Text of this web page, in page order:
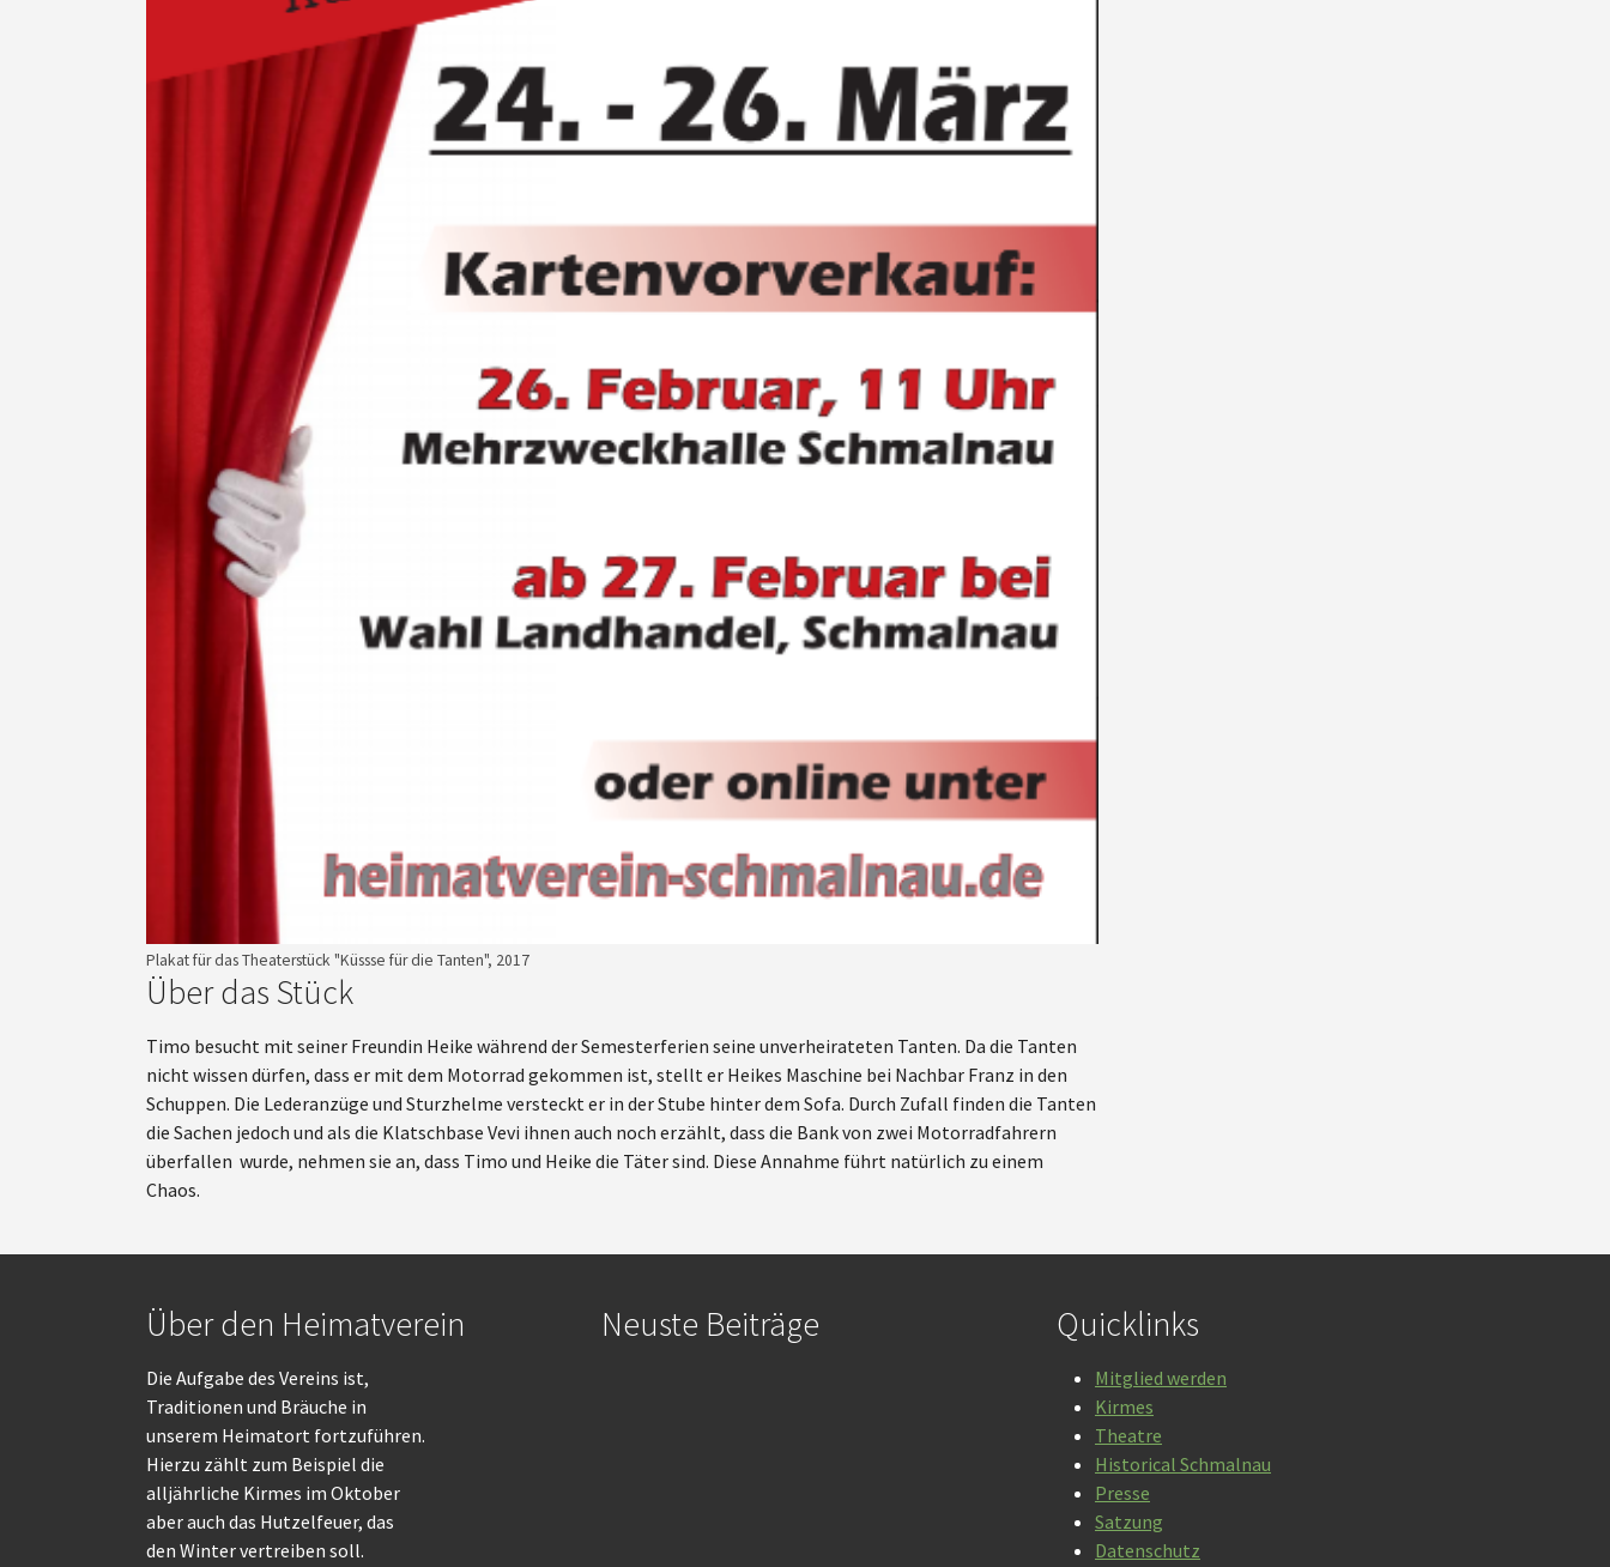
Plakat für das Theaterstück "Küssse für die Tanten", 2017
Über das Stück
Timo besucht mit seiner Freundin Heike während der Semesterferien seine unverheirateten Tanten. Da die Tanten
nicht wissen dürfen, dass er mit dem Motorrad gekommen ist, stellt er Heikes Maschine bei Nachbar Franz in den
Schuppen. Die Lederanzüge und Sturzhelme versteckt er in der Stube hinter dem Sofa. Durch Zufall finden die Tanten
die Sachen jedoch und als die Klatschbase Vevi ihnen auch noch erzählt, dass die Bank von zwei Motorradfahrern
überfallen wurde, nehmen sie an, dass Timo und Heike die Täter sind. Diese Annahme führt natürlich zu einem
Chaos.
Über den Heimatverein
Die Aufgabe des Vereins ist,
Traditionen und Bräuche in
unserem Heimatort fortzuführen.
Hierzu zählt zum Beispiel die
alljährliche Kirmes im Oktober
aber auch das Hutzelfeuer, das
den Winter vertreiben soll.
Neuste Beiträge Quicklinks
Mitglied werden
Kirmes
Theatre
Historical Schmalnau
Presse
Satzung
Datenschutz